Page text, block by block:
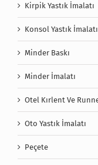
Kirpik Yastık İmalatı
Konsol Yastık İmalatı
Minder Baskı
Minder İmalatı
Otel Kırlent Ve
Oto Yastık İmalatı
Peçete